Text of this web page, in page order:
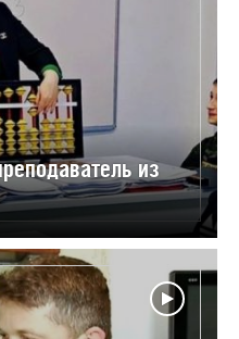
из